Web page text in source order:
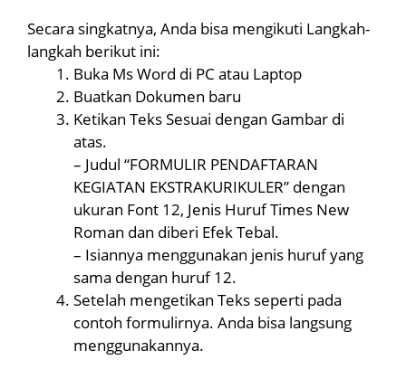
Secara singkatnya, Anda bisa mengikuti Langkah-
langkah berikut ini:
Buka Ms Word di PC atau Laptop
Buatkan Dokumen baru
Ketikan Teks Sesuai dengan Gambar di
atas.
– Judul “FORMULIR PENDAFTARAN
KEGIATAN EKSTRAKURIKULER” dengan
ukuran Font 12, Jenis Huruf Times New
Roman dan diberi Efek Tebal.
– Isiannya menggunakan jenis huruf yang
sama dengan huruf 12.
Setelah mengetikan Teks seperti pada
contoh formulirnya. Anda bisa langsung
menggunakannya.